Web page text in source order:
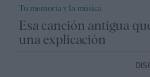
Tu memoria y la música
Esa canción antigua
una explicación